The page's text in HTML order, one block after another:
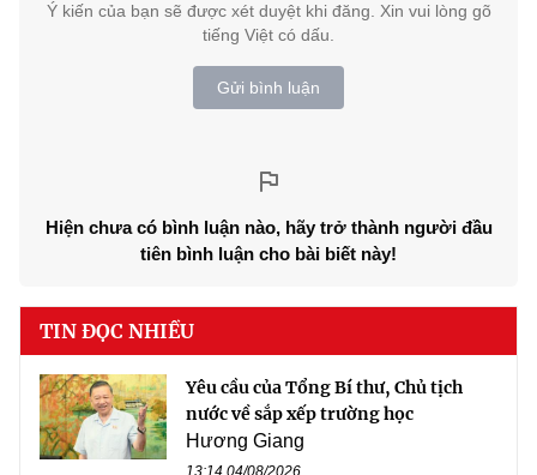
Ý kiến của bạn sẽ được xét duyệt khi đăng. Xin vui lòng gõ
tiếng Việt có dấu.
Gửi bình luận
Hiện chưa có bình luận nào, hãy trở thành người đầu
tiên bình luận cho bài biết này!
TIN ĐỌC NHIỀU
Yêu cầu của Tổng Bí thư, Chủ tịch
nước về sắp xếp trường học
Hương Giang